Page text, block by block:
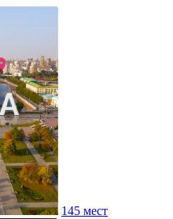
145 мест